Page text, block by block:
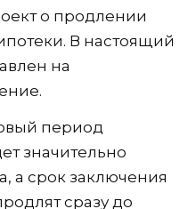
о продлении
В настоящий
на
период
значительно
а срок заключения
сразу до